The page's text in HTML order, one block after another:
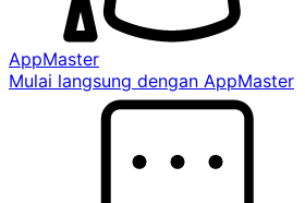
AppMaster
Mulai langsung dengan AppMaster